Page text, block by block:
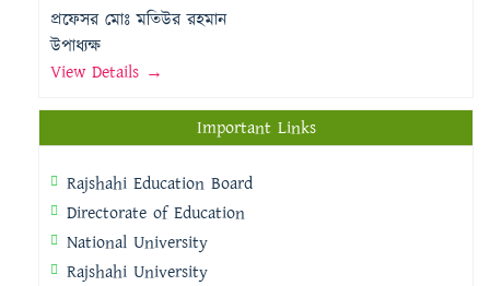
প্রফেসর মোঃ মতিউর রহমান
উপাধ্যক্ষ
View Details →
Important Links
Rajshahi Education Board
Directorate of Education
National University
Rajshahi University